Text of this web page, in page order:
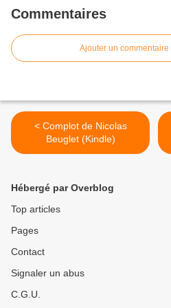
Commentaires
Ajouter un commentaire
< Complot de Nicolas
Beuglet (Kindle)
Hébergé par Overblog
Top articles
Pages
Contact
Signaler un abus
C.G.U.